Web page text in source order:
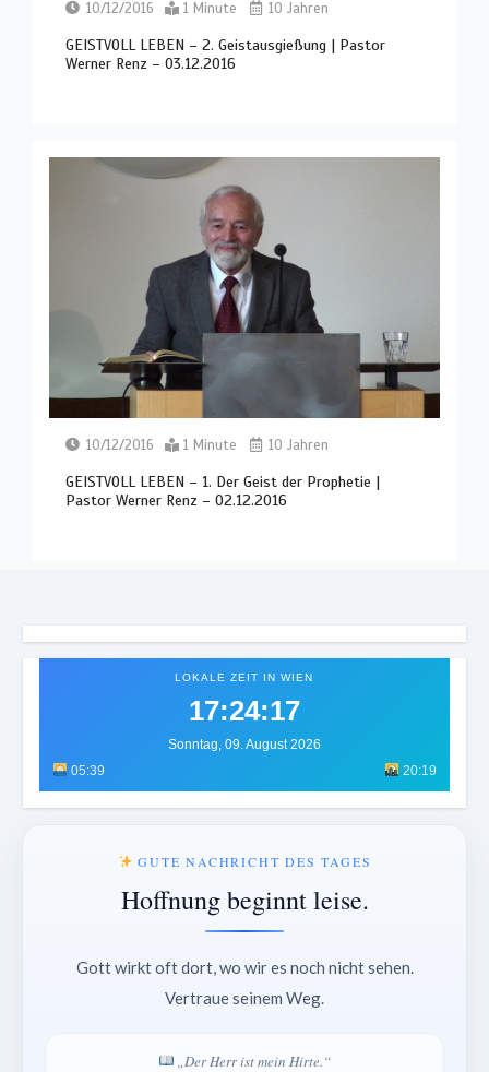
10/12/2016 1 Minute 10 Jahren
GEISTVOLL LEBEN – 2. Geistausgießung | Pastor
Werner Renz – 03.12.2016
10/12/2016 1 Minute 10 Jahren
GEISTVOLL LEBEN – 1. Der Geist der Prophetie |
Pastor Werner Renz – 02.12.2016
LOKALE ZEIT IN WIEN
17:24:21
Sonntag, 09. August 2026
05:39
20:19
GUTE NACHRICHT DES TAGES
Hoffnung beginnt leise.
Gott wirkt oft dort, wo wir es noch nicht sehen.
Vertraue seinem Weg.
„Der Herr ist mein Hirte.“